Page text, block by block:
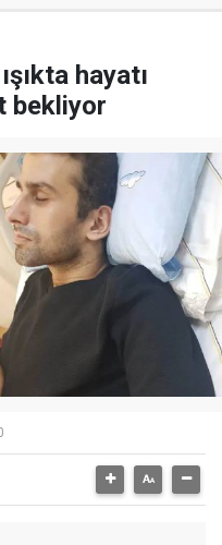
hayatı
bekliyor